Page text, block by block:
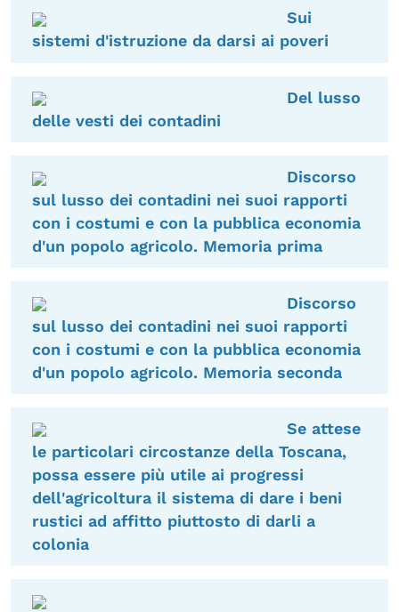
Sui
sistemi d'istruzione da darsi ai poveri
Del lusso
delle vesti dei contadini
Discorso
sul lusso dei contadini nei suoi rapporti
con i costumi e con la pubblica economia
d'un popolo agricolo. Memoria prima
Discorso
sul lusso dei contadini nei suoi rapporti
con i costumi e con la pubblica economia
d'un popolo agricolo. Memoria seconda
Se attese
le particolari circostanze della Toscana,
possa essere più utile ai progressi
dell'agricoltura il sistema di dare i beni
rustici ad affitto piuttosto di darli a
colonia